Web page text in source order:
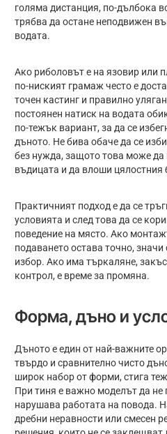
голяма дистанция, по-дълбока
трябва да остане неподвижен
водата.
Ако риболовът е на язовир или
по-ниският грамаж често е
точен кастинг и правилно
постоянен натиск на водата
по-тежък вариант, за да се
дъното. Не бива обаче да се
без нужда, защото това може
въдицата и да влоши цялостния
Практичният подход е да се
условията и след това да се
поведение на място. Ако
подаването остава точно,
избор. Ако има търкаляне,
контрол, е време за промяна.
Форма, дъно и
Дъното е един от най-важните
твърдо и сравнително чисто
широк набор от форми, стига
При тиня е важно моделът да не
нарушава работата на повода.
дребни неравности или смесен